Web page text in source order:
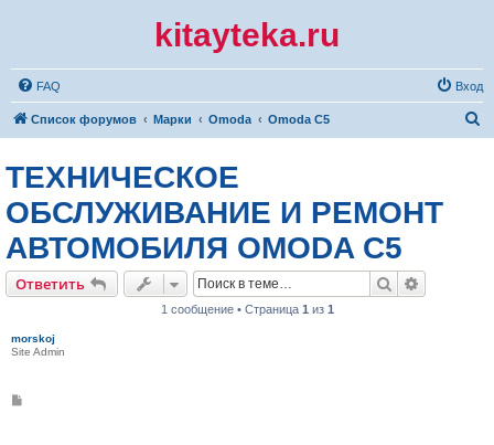
kitayteka.ru
FAQ Вход
Список форумов Марки Omoda Omoda C5
ТЕХНИЧЕСКОЕ
ОБСЛУЖИВАНИЕ И РЕМОНТ
АВТОМОБИЛЯ OMODA C5
Ответить Поиск
1 сообщение • Страница 1 из 1
morskoj
Site Admin